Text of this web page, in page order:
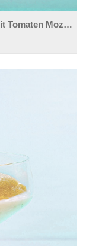
Hausgemachter Gazpacho Cocktail mit Tomaten Mozzarellaspießchen